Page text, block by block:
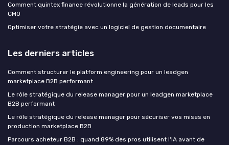
Comment quintex finance révolutionne la génération de leads pour les
CMO
Optimiser votre stratégie avec un logiciel de gestion documentaire
Les derniers articles
Comment structurer le platform engineering pour un leadgen
marketplace B2B performant
Le rôle stratégique du release manager pour un leadgen marketplace
B2B performant
Le rôle stratégique du release manager pour sécuriser vos mises en
production marketplace B2B
Parcours acheteur B2B : quand 89% des pros utilisent l'IA avant de